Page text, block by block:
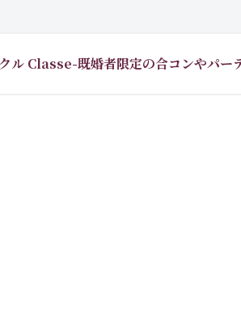
ル Classe-既婚者限定の合コンやパー